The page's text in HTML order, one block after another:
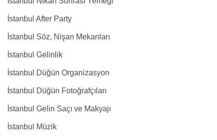
İstanbul After Party
İstanbul Söz, Nişan Mekanları
İstanbul Gelinlik
İstanbul Düğün Organizasyon
İstanbul Düğün Fotoğrafçıları
İstanbul Gelin Saçı ve Makyajı
İstanbul Müzik